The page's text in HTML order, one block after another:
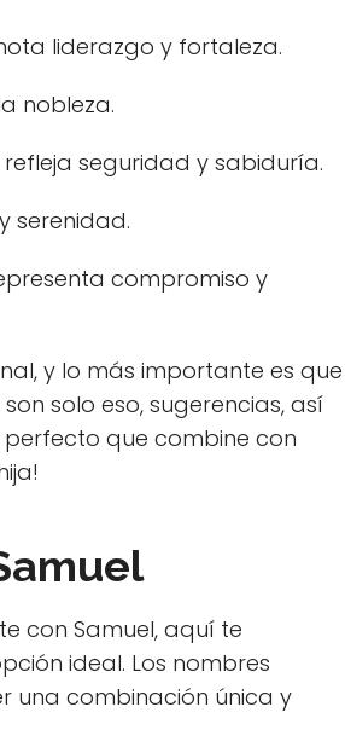
liderazgo y fortaleza.
nobleza.
seguridad y sabiduría.
serenidad.
compromiso y
y lo más importante es que
solo eso, sugerencias, así
que combine con
con Samuel, aquí te
ideal. Los nombres
una combinación única y